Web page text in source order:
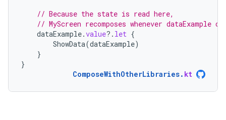
// Because the state is read here,
// MyScreen recomposes whenever dataExample
dataExample.value?. let {
ShowData(dataExample)
}
}
ComposeWithOtherLibraries. kt